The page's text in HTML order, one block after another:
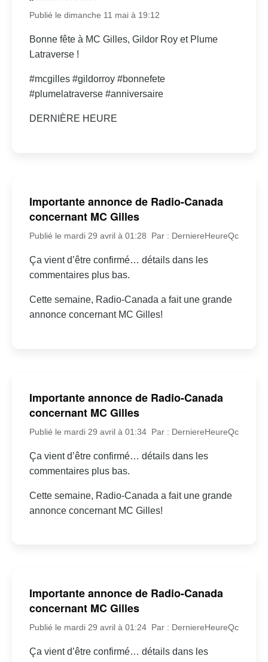
Publié le dimanche 11 mai à 19:12
Bonne fête à MC Gilles, Gildor Roy et Plume
Latraverse !
#mcgilles #gildorroy #bonnefete
#plumelatraverse #anniversaire
DERNIÈRE HEURE
Importante annonce de Radio-Canada
concernant MC Gilles
Publié le mardi 29 avril à 01:28 Par : DerniereHeureQc
Ça vient d’être confirmé… détails dans les
commentaires plus bas.
Cette semaine, Radio-Canada a fait une grande
annonce concernant MC Gilles!
Importante annonce de Radio-Canada
concernant MC Gilles
Publié le mardi 29 avril à 01:34 Par : DerniereHeureQc
Ça vient d’être confirmé… détails dans les
commentaires plus bas.
Cette semaine, Radio-Canada a fait une grande
annonce concernant MC Gilles!
Importante annonce de Radio-Canada
concernant MC Gilles
Publié le mardi 29 avril à 01:24 Par : DerniereHeureQc
Ça vient d’être confirmé… détails dans les